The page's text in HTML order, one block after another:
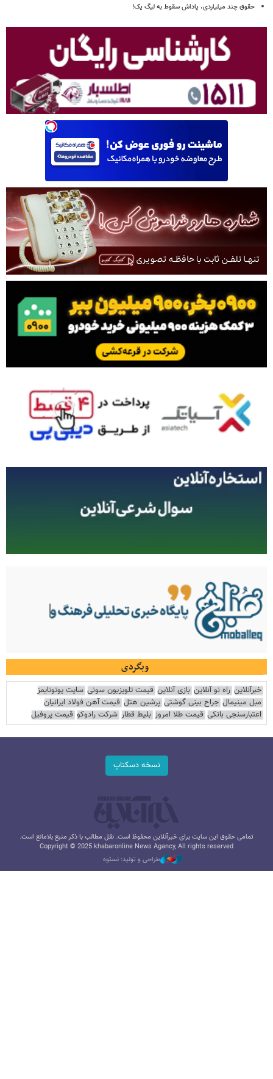
حقوق چند میلیاردی، پاداش سقوط به لیگ یک!
وبگردی
خبرآنلاین راه نو آنلاین بازی آنلاین قیمت تلویزیون سونی سایت یوتوتایمز
مبل مینیمال جراح بینی گوشتی پرشین هتل قیمت آهن فولاد ایرانیان
اعتبارسنجی بانکی قیمت طلا امروز بلیط قطار شرکت رادوکو قیمت پروفیل
نسخه دسکتاپ
تمامی حقوق این سایت برای خبرآنلاین محفوظ است. نقل مطالب با ذکر منبع بلامانع است.
Copyright © 2025 khabaronline News Agancy, All rights reserved
طراحی و تولید: نستوه